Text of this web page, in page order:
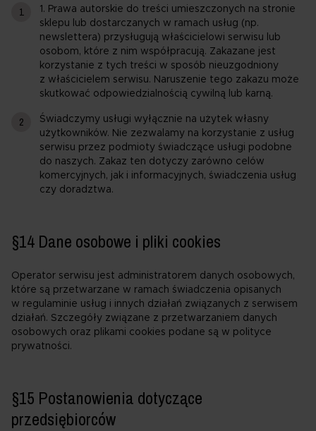
1. Prawa autorskie do treści umieszczonych na stronie
sklepu lub dostarczanych w ramach usług (np.
newslettera) przysługują właścicielowi serwisu lub
osobom, które z nim współpracują. Zakazane jest
korzystanie z tych treści w sposób nieuzgodniony
z właścicielem serwisu. Naruszenie tego zakazu może
skutkować odpowiedzialnością cywilną lub karną.
Świadczymy usługi wyłącznie na użytek własny
użytkowników. Nie zezwalamy na korzystanie z usług
serwisu przez podmioty świadczące usługi podobne
do naszych. Zakaz ten dotyczy zarówno celów
komercyjnych, jak i informacyjnych, świadczenia usług
czy doradztwa.
§14 Dane osobowe i pliki cookies
Operator serwisu jest administratorem danych osobowych,
które są przetwarzane w ramach świadczenia opisanych
w regulaminie usług i innych działań związanych z serwisem
działań. Szczegóły związane z przetwarzaniem danych
osobowych oraz plikami cookies podane są w polityce
prywatności.
§15 Postanowienia dotyczące
przedsiębiorców